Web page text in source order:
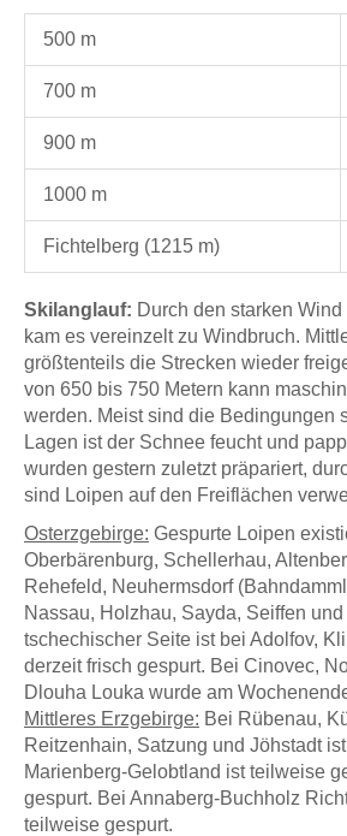
500 m
700 m
900 m
1000 m
Fichtelberg (1215 m)
Skilanglauf: Durch den starken
kam es vereinzelt zu Windbruch.
größtenteils die Strecken wieder
von 650 bis 750 Metern kann
werden. Meist sind die Bedingungen
Lagen ist der Schnee feucht und
wurden gestern zuletzt präpariert,
sind Loipen auf den Freiflächen
Osterzgebirge: Gespurte Loipen
Oberbärenburg, Schellerhau,
Rehefeld, Neuhermsdorf
Nassau, Holzhau, Sayda, Seiffen
tschechischer Seite ist bei Adolfov,
derzeit frisch gespurt. Bei Cinovec,
Dlouha Louka wurde am
Mittleres Erzgebirge: Bei Rübenau,
Reitzenhain, Satzung und Jöhstadt
Marienberg-Gelobtland ist teilweise
gespurt. Bei Annaberg-Buchholz
teilweise gespurt.